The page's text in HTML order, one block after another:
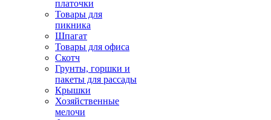
платочки
Товары для
пикника
Шпагат
Товары для офиса
Скотч
Грунты, горшки и
пакеты для рассады
Крышки
Хозяйственные
мелочи